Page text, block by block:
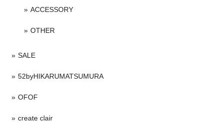
ACCESSORY
OTHER
SALE
52byHIKARUMATSUMURA
OFOF
create clair